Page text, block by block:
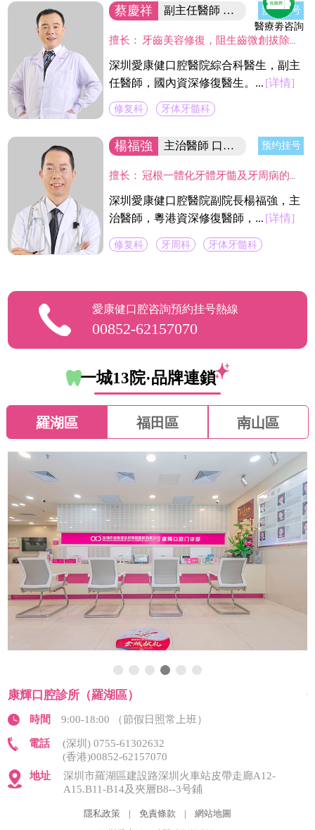
醫療劵咨詢
蔡慶祥 副主任醫師 國內資深修復醫生 预约挂号
擅长： 牙齒美容修復，阻生齒微創拔除，固定義齒二次修復，精密舒適全口義齒製作，現代根管治療技術,熟練應用CAD/CAM及DSD微笑設計等數字化技術於臨床工作中,並成功服務於近萬名新老客戶。
深圳愛康健口腔醫院綜合科醫生，副主
任醫師，國內資深修復醫生。... [详情]
修复科 牙体牙髓科
楊福強 主治醫師 口腔醫院副院長 预约挂号
擅长： 冠根一體化牙體牙髓及牙周病的診療，復雜牙的拔除，牙體缺損的嵌體修復，以及烤瓷冠、義齒的修復等方面的診治，在水激光治牙方面有著豐富的臨床經驗。臨床工作中致力於牙體保存，種植修復設計，咬合功能重建，微創美學牙體修復等。
深圳愛康健口腔醫院副院長楊福強，主
治醫師，粵港資深修復醫師，... [详情]
修复科 牙周科 牙体牙髓科
愛康健口腔咨詢預約挂号熱線
00852-62157070
一城13院·品牌連鎖
羅湖區 福田區 南山區
恒潔口腔診所（羅湖區）
時間 9:00-18:00 （節假日照常上班）
電話
(深圳) 0755-61302632
(香港)00852-62157070
地址
深圳市羅湖區桂園街道新圍社區深南東路5015
号 金豐城大廈B座1602、1603
隱私政策 | 免責條款 | 網站地圖